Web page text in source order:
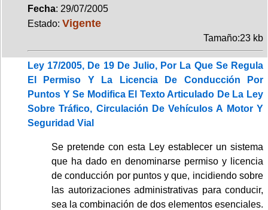
Fecha: 29/07/2005
Estado: Vigente
Tamaño:23 kb
Ley 17/2005, De 19 De Julio, Por La Que Se Regula
El Permiso Y La Licencia De Conducción Por
Puntos Y Se Modifica El Texto Articulado De La Ley
Sobre Tráfico, Circulación De Vehículos A Motor Y
Seguridad Vial
Se pretende con esta Ley establecer un sistema
que ha dado en denominarse permiso y licencia
de conducción por puntos y que, incidiendo sobre
las autorizaciones administrativas para conducir,
sea la combinación de dos elementos esenciales.